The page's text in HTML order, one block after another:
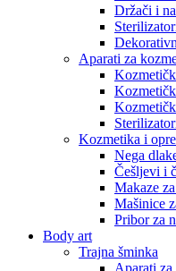
Držači i
Aparati za
Kozmetika i
Nega
Češljevi i
Makaze
Mašinice
Pribor za
Body art
Trajna šminka